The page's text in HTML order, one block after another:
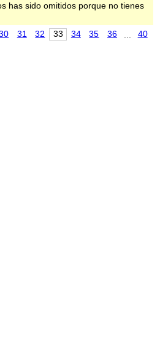
has sido omitidos porque no tienes
31 32 33 34 35 36 40